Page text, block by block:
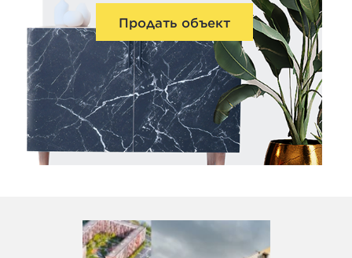
Продать объект